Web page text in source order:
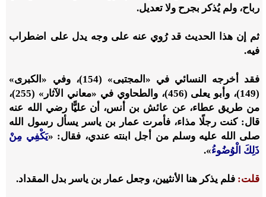
رباح، ولم يُذكر بجرح ولا تعديل.
ثم إن هذا الحديث قد رُوي عنه على وجه يدل على اضطراب
فيه.
فقد أخرجه النسائي في «المجتبى» (154)، وفي «الكبرى»
(149)، وأبو يعلى (456)، والطحاوي في «معاني الآثار» (255)،
من طريق عطاء، عن عائش بن أنس، أن عليًّا رضي الله عنه
قال: كنت رجلًا مذاء، فأمرت عمار بن ياسر يسأل رسول الله
صلى الله عليه وسلم من أجل ابنته عندي، فقال: «يَكْفِي مِنْ
ذَلِكَ الْوُضُوءُ».
قلت: فلم يذكر هنا الأنثيين، وجعل عمار بن ياسر بدل المقداد.